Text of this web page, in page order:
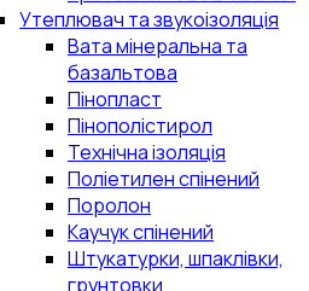
Утеплювач та звукоізоляція
Вата мінеральна та
базальтова
Пінопласт
Пінополістирол
Технічна ізоляція
Поліетилен спінений
Поролон
Каучук спінений
Штукатурки, шпаклівки,
грунтовки